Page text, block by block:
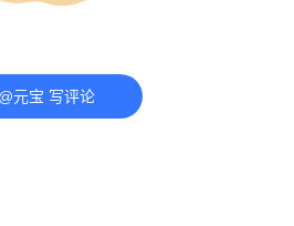
@元宝 写评论